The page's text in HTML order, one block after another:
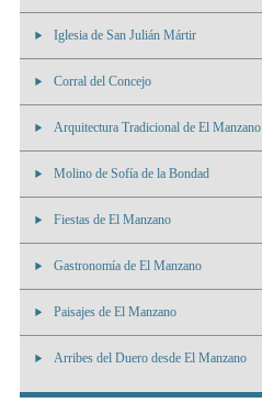
Iglesia de San Julián Mártir
Corral del Concejo
Arquitectura Tradicional de El Manzano
Molino de Sofía de la Bondad
Fiestas de El Manzano
Gastronomía de El Manzano
Paisajes de El Manzano
Arribes del Duero desde El Manzano